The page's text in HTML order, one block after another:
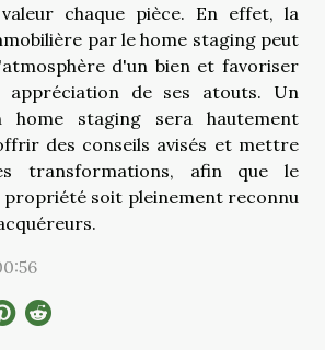
chaque pièce. En effet, la
par le home staging peut
d'un bien et favoriser
appréciation de ses atouts. Un
home staging sera hautement
des conseils avisés et mettre
transformations, afin que le
propriété soit pleinement reconnu